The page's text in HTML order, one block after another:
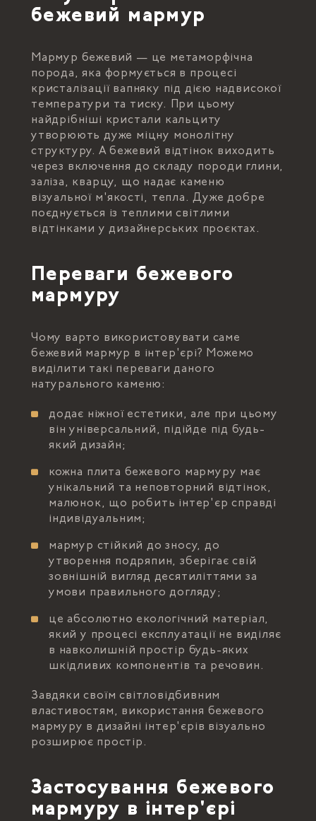
бежевий мармур
Мармур бежевий — це метаморфічна
порода, яка формується в процесі
кристалізації вапняку під дією надвисокої
температури та тиску. При цьому
найдрібніші кристали кальциту
утворюють дуже міцну монолітну
структуру. А бежевий відтінок виходить
через включення до складу породи глини,
заліза, кварцу, що надає каменю
візуальної м'якості, тепла. Дуже добре
поєднується із теплими світлими
відтінками у дизайнерських проєктах.
Переваги бежевого
мармуру
Чому варто використовувати саме
бежевий мармур в інтер'єрі? Можемо
виділити такі переваги даного
натурального каменю:
додає ніжної естетики, але при цьому
він універсальний, підійде під будь-
який дизайн;
кожна плита бежевого мармуру має
унікальний та неповторний відтінок,
малюнок, що робить інтер'єр справді
індивідуальним;
мармур стійкий до зносу, до
утворення подряпин, зберігає свій
зовнішній вигляд десятиліттями за
умови правильного догляду;
це абсолютно екологічний матеріал,
який у процесі експлуатації не виділяє
в навколишній простір будь-яких
шкідливих компонентів та речовин.
Завдяки своїм світловідбивним
властивостям, використання бежевого
мармуру в дизайні інтер'єрів візуально
розширює простір.
Застосування бежевого
мармуру в інтер'єрі